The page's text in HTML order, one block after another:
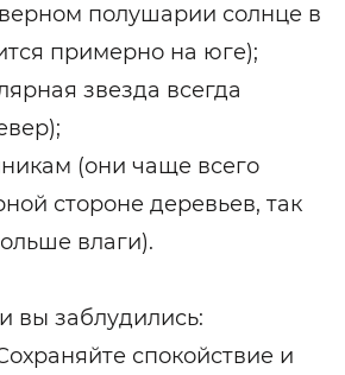
полушарии солнце в
примерно на юге);
звезда всегда
(они чаще всего
стороне деревьев, так
влаги).
вы заблудились:
спокойствие и